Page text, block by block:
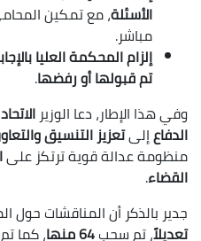
الأسئلة، مع تمكين
مباشر.
إلزام المحكمة العليا
تم قبولها أو رفضها.
وفي هذا الإطار، دعا الوزير
الدفاعإلىتعزيز التنسيق
منظومة عدالة قوية ترتكز على
القضاء.
جدير بالذكر أن المناقشات حول
تعديلاً، تم سحب64 منها ، كما تم